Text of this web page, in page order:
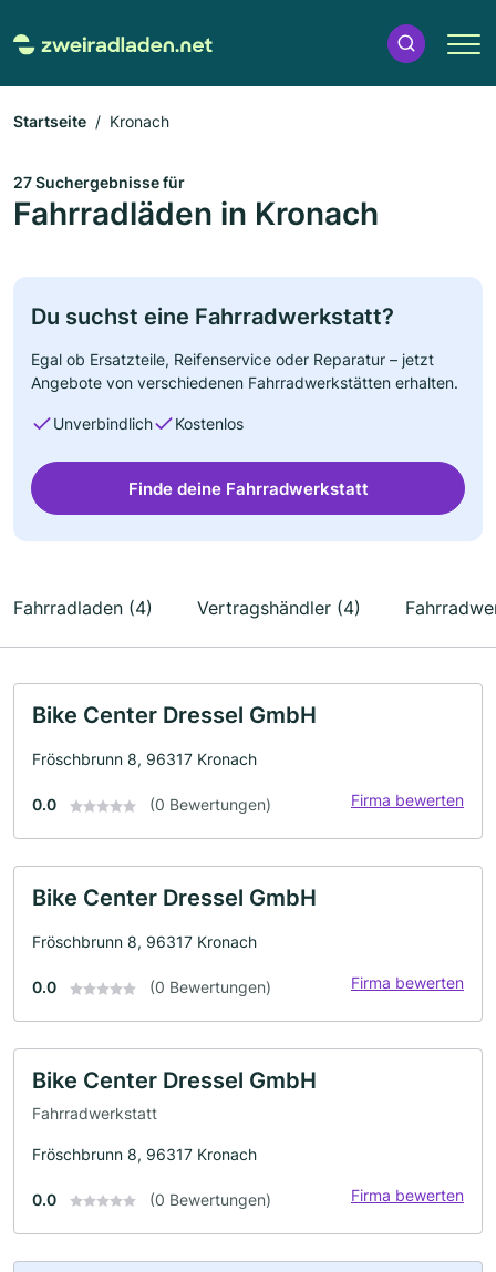
Startseite Kronach
27 Suchergebnisse für
Fahrradläden in Kronach
Du suchst eine Fahrradwerkstatt?
Egal ob Ersatzteile, Reifenservice oder Reparatur – jetzt
Angebote von verschiedenen Fahrradwerkstätten erhalten.
Unverbindlich Kostenlos
Finde deine Fahrradwerkstatt
Fahrradladen (4) Vertragshändler (4)
Bike Center Dressel GmbH
Fröschbrunn 8, 96317 Kronach
0.0 (0 Bewertungen) Firma bewerten
Bike Center Dressel GmbH
Fröschbrunn 8, 96317 Kronach
0.0 (0 Bewertungen) Firma bewerten
Bike Center Dressel GmbH
Fahrradwerkstatt
Fröschbrunn 8, 96317 Kronach
0.0 (0 Bewertungen) Firma bewerten